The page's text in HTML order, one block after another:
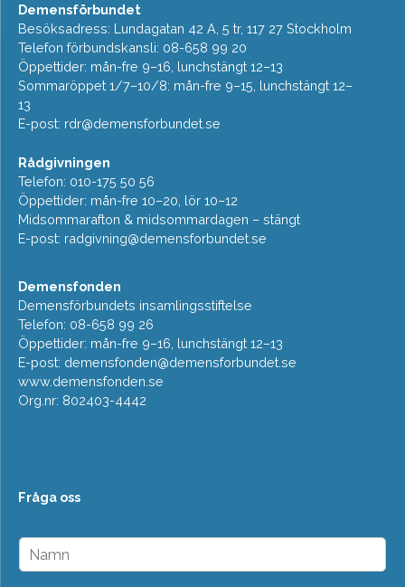
Demensförbundet
Besöksadress: Lundagatan 42 A, 5 tr, 117 27 Stockholm
Telefon förbundskansli: 08-658 99 20
Öppettider: mån-fre 9–16, lunchstängt 12–13
Sommaröppet 1/7–10/8: mån-fre 9–15, lunchstängt 12–
13
E-post: rdr@demensforbundet.se
Rådgivningen
Telefon: 010-175 50 56
Öppettider: mån-fre 10–20, lör 10–12
Midsommarafton & midsommardagen – stängt
E-post: radgivning@demensforbundet.se
Demensfonden
Demensförbundets insamlingsstiftelse
Telefon: 08-658 99 26
Öppettider: mån-fre 9–16, lunchstängt 12–13
E-post: demensfonden@demensforbundet.se
www.demensfonden.se
Org.nr: 802403-4442
Fråga oss
N
m